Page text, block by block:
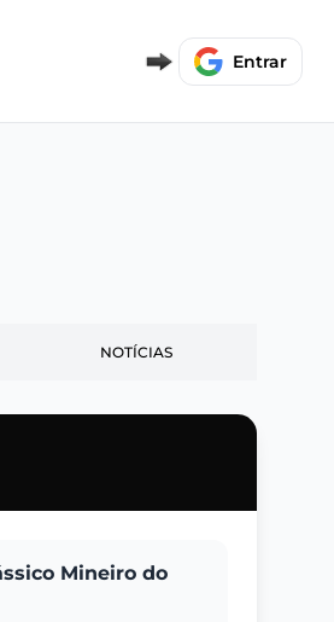
Entrar
NOTÍCIAS
Mineiro do